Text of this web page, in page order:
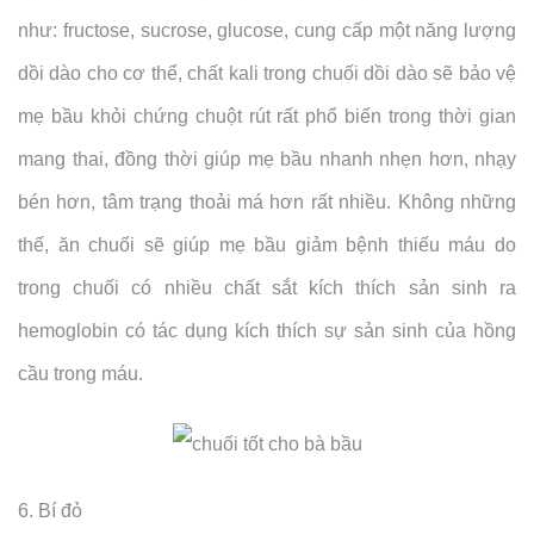
như: fructose, sucrose, glucose, cung cấp một năng lượng
dồi dào cho cơ thể, chất kali trong chuối dồi dào sẽ bảo vệ
mẹ bầu khỏi chứng chuột rút rất phổ biến trong thời gian
mang thai, đồng thời giúp mẹ bầu nhanh nhẹn hơn, nhạy
bén hơn, tâm trạng thoải má hơn rất nhiều. Không những
thế, ăn chuối sẽ giúp mẹ bầu giảm bệnh thiếu máu do
trong chuối có nhiều chất sắt kích thích sản sinh ra
hemoglobin có tác dụng kích thích sự sản sinh của hồng
cầu trong máu.
6. Bí đỏ